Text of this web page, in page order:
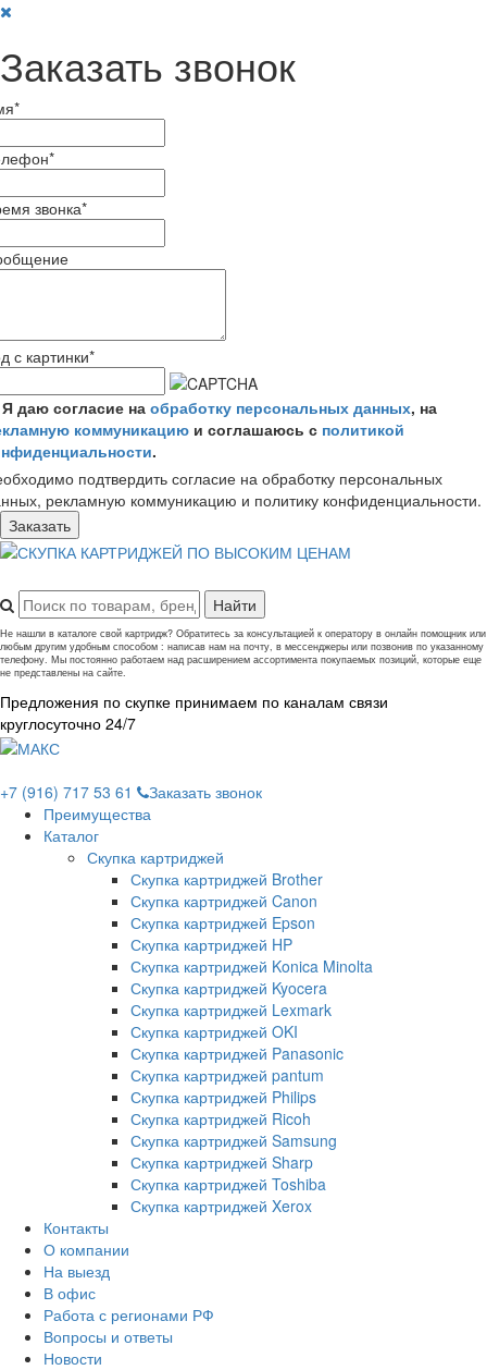
Заказать звонок
*
*
звонка*
с картинки*
Я даю согласие на обработку персональных данных, на
коммуникацию и соглашаюсь с политикой
.
подтвердить согласие на обработку персональных
рекламную коммуникацию и политику конфиденциальности.
Заказать
Не нашли в каталоге свой картридж? Обратитесь за консультацией к оператору в онлайн помощник или
любым другим удобным способом : написав нам на почту, в мессенджеры или позвонив по указанному
телефону. Мы постоянно работаем над расширением ассортимента покупаемых позиций, которые еще
не представлены на сайте.
Предложения по скупке принимаем по каналам связи
круглосуточно 24/7
+7 (916) 717 53 61
Заказать звонок
Преимущества
Каталог
Скупка картриджей
Скупка картриджей Brother
Скупка картриджей Canon
Скупка картриджей Epson
Скупка картриджей HP
Скупка картриджей Konica Minolta
Скупка картриджей Kyocera
Скупка картриджей Lexmark
Скупка картриджей OKI
Скупка картриджей Panasonic
Скупка картриджей pantum
Скупка картриджей Philips
Скупка картриджей Ricoh
Скупка картриджей Samsung
Скупка картриджей Sharp
Скупка картриджей Toshiba
Скупка картриджей Xerox
Контакты
О компании
На выезд
В офис
Работа с регионами РФ
Вопросы и ответы
Новости